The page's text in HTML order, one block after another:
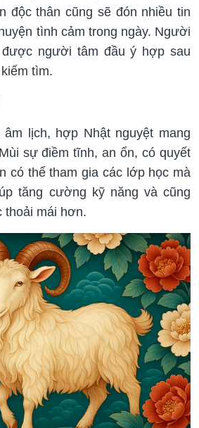
độc thân cũng sẽ đón nhiều tin
tình cảm trong ngày. Người
người tâm đầu ý hợp sau
tìm.
lịch, hợp Nhật nguyệt mang
sự điềm tĩnh, an ổn, có quyết
có thể tham gia các lớp học mà
tăng cường kỹ năng và cũng
thoải mái hơn.